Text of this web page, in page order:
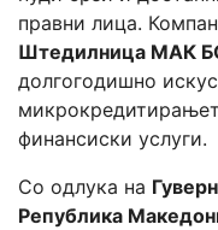
правни лица.
Штедилница МАК
долгогодишно
финансиски услуги.
Со одлука на
Република